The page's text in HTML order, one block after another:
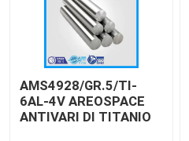
AMS4928/GR.5/TI-
6AL-4V AREOSPACE
ANTIVARI DI TITANIO